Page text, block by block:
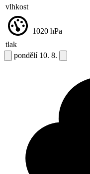
vlhkost
tlak
1020 hPa
pondělí 10. 8.